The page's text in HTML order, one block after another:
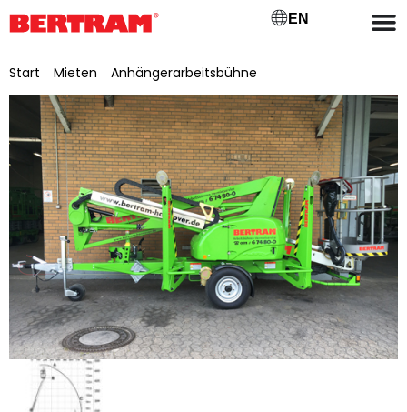
EN
Start Mieten Anhängerarbeitsbühne